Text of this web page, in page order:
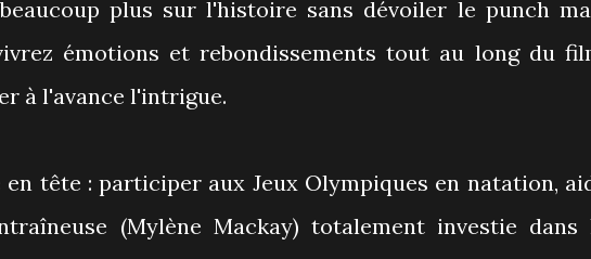
plus sur l'histoire sans dévoiler le punch
émotions et rebondissements tout au long du
à l'avance l'intrigue.
en tête : participer aux Jeux Olympiques en natation,
(Mylène Mackay) totalement investie dans